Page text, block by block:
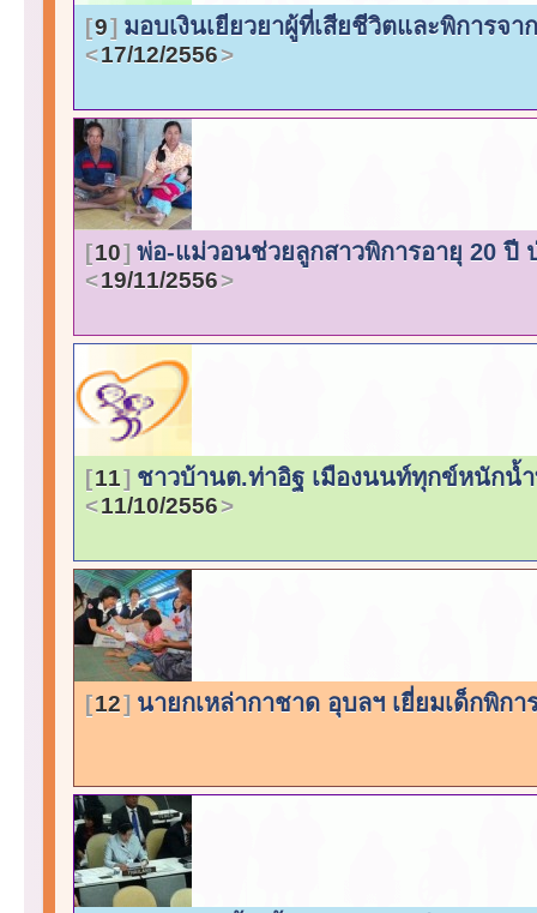
9 มอบเงินเยียวยาผู้ที่เสียชีวิตและพิการจ
17/12/2556
10 พ่อ-แม่วอนช่วยลูกสาวพิการอายุ 20
19/11/2556
11 ชาวบ้านต.ท่าอิฐ เมืองนนท์ทุกข์หนักน้
11/10/2556
12 นายกเหล่ากาชาด อุบลฯ เยี่ยมเด็กพิก